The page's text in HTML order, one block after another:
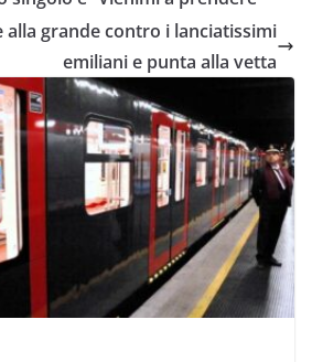
alla grande contro i lanciatissimi
emiliani e punta alla vetta